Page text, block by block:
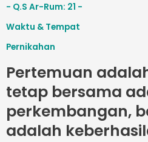
- Q.S Ar-Rum: 21 -
Waktu & Tempat
Pernikahan
Pertemuan
tetap bersama
perkembangan,
adalah